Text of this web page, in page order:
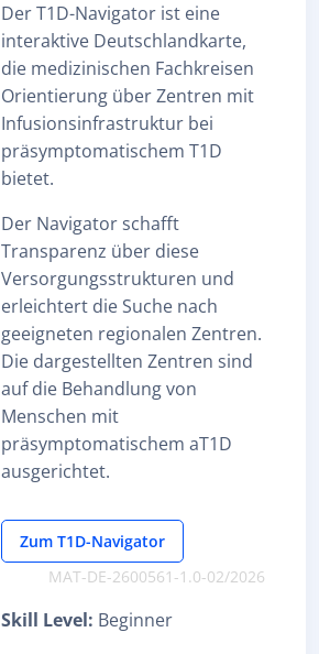
Der T1D-Navigator ist eine
interaktive Deutschlandkarte,
die medizinischen Fachkreisen
Orientierung über Zentren mit
Infusionsinfrastruktur bei
präsymptomatischem T1D
bietet.
Der Navigator schafft
Transparenz über diese
Versorgungsstrukturen und
erleichtert die Suche nach
geeigneten regionalen Zentren.
Die dargestellten Zentren sind
auf die Behandlung von
Menschen mit
präsymptomatischem aT1D
ausgerichtet.
Zum T1D-Navigator
MAT-DE-2600561-1.0-02/2026
Skill Level: Beginner